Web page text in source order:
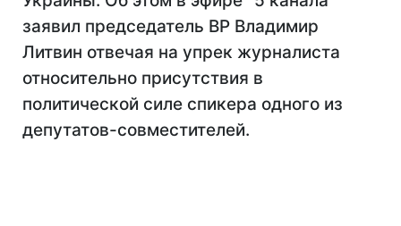
заявил председатель ВР Владимир
Литвин отвечая на упрек журналиста
относительно присутствия в
политической силе спикера одного из
депутатов-совместителей.